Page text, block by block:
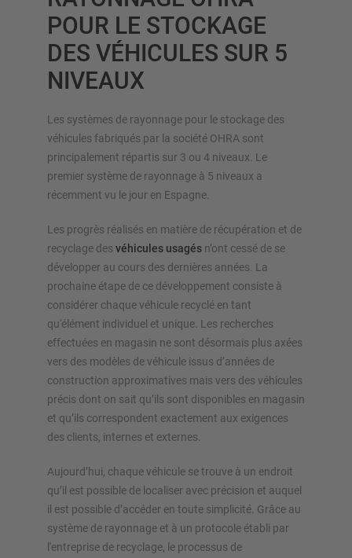
POUR LE STOCKAGE
DES VÉHICULES SUR 5
NIVEAUX
Les systèmes de rayonnage pour le stockage des
véhicules fabriqués par la société OHRA sont
principalement répartis sur 3 ou 4 niveaux. Le
premier système de rayonnage à 5 niveaux a
récemment vu le jour en Espagne.
Les progrès réalisés en matière de récupération et de
recyclage des véhicules usagés n’ont cessé de se
développer au cours des dernières années. La
prochaine étape de ce développement consiste à
considérer chaque véhicule recyclé en tant
qu'élément individuel et unique. Les recherches
effectuées en magasin ne sont désormais plus axées
vers des modèles de véhicule issus d’années de
construction approximatives mais vers des véhicules
précis dont on sait qu’ils sont disponibles en magasin
et qu’ils correspondent exactement aux exigences
des clients, internes et externes.
Aujourd’hui, chaque véhicule se trouve à un endroit
qu’il est possible de localiser avec précision et auquel
il est possible d’accéder en toute simplicité. Grâce au
système de rayonnage et à un protocole établi par
l'entreprise de recyclage, le processus de
Autres rayonnage cantilever
APERÇU DES SYSTÈMES DE
STOCKAGE
Rayonnages à palettes
Rayonnages mobiles
Stockage automatique
Hall de rayonnages
Mezzanines
Rayonnage vertical
Configurer le rayonnage maintenant